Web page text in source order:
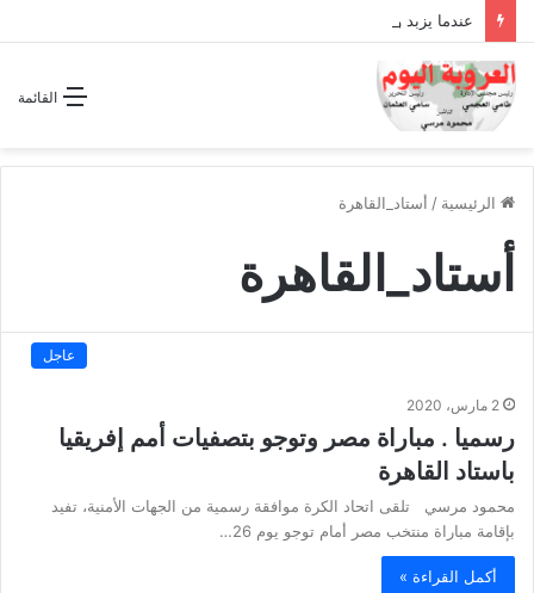
عندما يزبد ويرعد الفرس المجوس !!
القائمة
الرئيسية / أستاد_القاهرة
أستاد_القاهرة
عاجل
2 مارس، 2020
رسميا . مباراة مصر وتوجو بتصفيات أمم إفريقيا
باستاد القاهرة
محمود مرسي تلقى اتحاد الكرة موافقة رسمية من الجهات الأمنية، تفيد
بإقامة مباراة منتخب مصر أمام توجو يوم 26…
أكمل القراءة »